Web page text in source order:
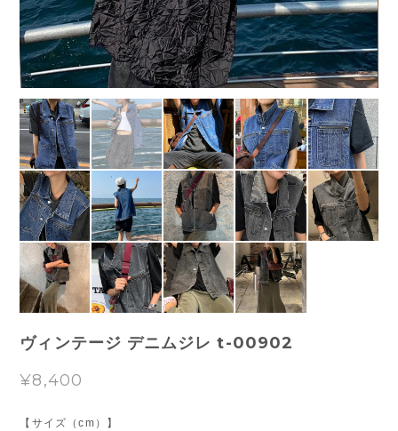
ヴィンテージ デニムジレ t-00902
¥8,400
【サイズ（cm）】